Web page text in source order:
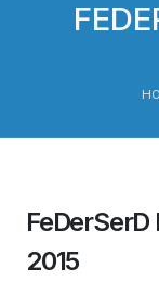
2015